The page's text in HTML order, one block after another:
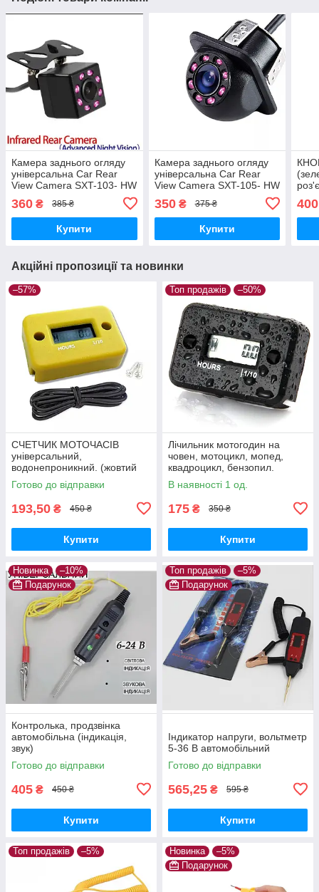
Камера заднього огляду
універсальна Car Rear
View Camera SXT-103- HW
360 ₴ 385 ₴
Купити
Камера заднього огляду
універсальна Car Rear
View Camera SXT-105- HW
350₴ 375 ₴
Купити
400
Акційні пропозиції та новинки
–57%
СЧЕТЧИК МОТОЧАСІВ
універсальний,
водонепроникний. (жовтий
корпус)
Готово до відправки
193,50 ₴ 450 ₴
Купити
Топ продажів –50%
Лічильник мотогодин на
човен, мотоцикл, мопед,
квадроцикл, бензопил.
Індуктивний.
Водонепроникний
В наявності 1 од.
175 ₴ 350 ₴
Купити
Новинка
–10%
Подарунок
Контролька, продзвінка
автомобільна (індикація,
звук)
Готово до відправки
405 ₴ 450 ₴
Купити
Топ продажів
–5%
Подарунок
Індикатор напруги, вольтметр
5-36 В автомобільний
Готово до відправки
565,25 ₴ 595 ₴
Купити
Топ продажів –5% Новинка
–5%
Подарунок